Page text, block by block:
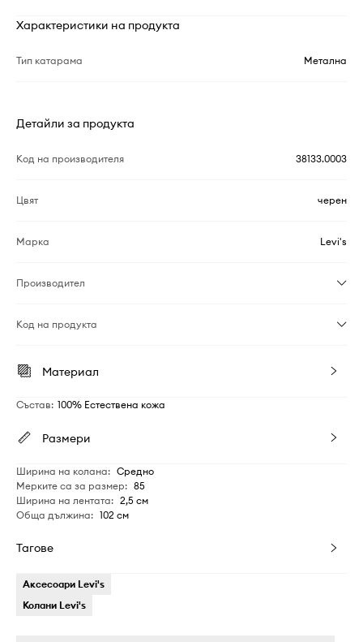
Характеристики на продукта
Тип катарама Метална
Детайли за продукта
Код на производителя 38133.0003
Цвят черен
Марка Levi's
Производител
Код на продукта
Материал
Състав: 100% Естествена кожа
Размери
Ширина на колана: Средно
Мерките са за размер: 85
Ширина на лентата: 2,5 см
Обща дължина: 102 см
Тагове
Аксесоари Levi's
Колани Levi's